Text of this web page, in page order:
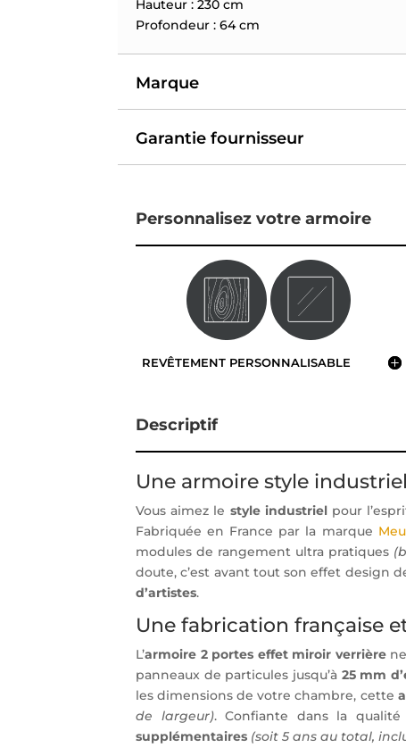
Hauteur : 230 cm
Profondeur : 64 cm
Marque
Garantie fournisseur
Personnalisez votre armoire
REVÊTEMENT PERSONNALISABLE
Descriptif
Une armoire style
Vous aimez le style industriel pour
Fabriquée en France par la marque
modules de rangement ultra pratiques
doute, c’est avant tout son effet design
d’artistes.
Une fabrication française
L’armoire 2 portes effet miroir verrièrene
panneaux de particules jusqu’à 25 mm
les dimensions de votre chambre, cette
de largeur). Confiante dans la qualité
supplémentaires (soit 5 ans au total,